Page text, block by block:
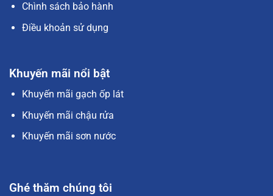
Chình sách bảo hành
Điều khoản sử dụng
Khuyến mãi nổi bật
Khuyến mãi gạch ốp lát
Khuyến mãi chậu rửa
Khuyến mãi sơn nước
Ghé thăm chúng tôi